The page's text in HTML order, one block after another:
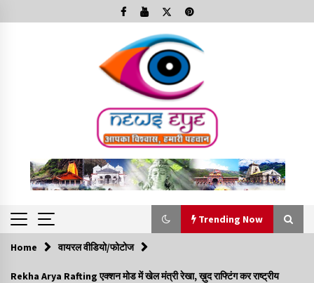
to
Trending Now
Trending Now
Home वायरल वीडियो/फोटोज
Rekha Arya Rafting एक्शन मोड में खेल मंत्री रेखा, ख़ुद राफ्टिंग कर राष्ट्रीय